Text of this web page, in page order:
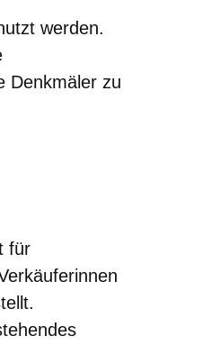
werden.
Denkmäler zu
für